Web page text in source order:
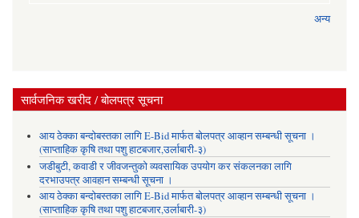
अन्य
सार्वजनिक खरीद / बोलपत्र सूचना
आय ठेक्का बन्दोबस्तका लागि E-Bid मार्फत बोलपत्र आव्हान सम्बन्धी सूचना ।
(साप्ताहिक कृषि तथा पशु हाटबजार,उर्लाबारी-३)
जडीबुटी, कवाडी र जीवजन्तुको व्यवसायिक उपयोग कर संकलनका लागि
दरभाउपत्र आवहान सम्बन्धी सूचना ।
आय ठेक्का बन्दोबस्तका लागि E-Bid मार्फत बोलपत्र आव्हान सम्बन्धी सूचना ।
(साप्ताहिक कृषि तथा पशु हाटबजार,उर्लाबारी-३)